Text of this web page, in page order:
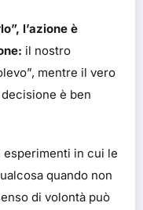
l’azione è
il nostro
mentre il vero
è ben
in cui le
quando non
di volontà può